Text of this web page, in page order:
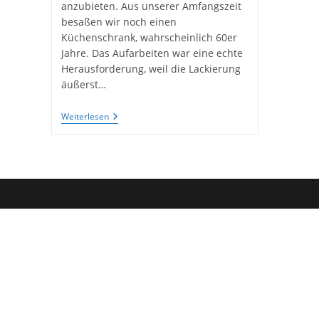
anzubieten. Aus unserer Amfangszeit
besaßen wir noch einen
Küchenschrank, wahrscheinlich 60er
Jahre. Das Aufarbeiten war eine echte
Herausforderung, weil die Lackierung
äußerst…
WeiterlesenAlter
Küchenschrank